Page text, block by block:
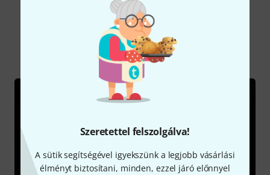
Szeretettel felszolgálva!
A sütik segítségével igyekszünk a legjobb vásárlási
élményt biztosítani, minden, ezzel járó előnnyel
Tudtad?
Mind Videók Kalauz